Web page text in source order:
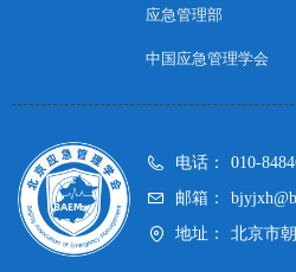
电话：
010-
邮箱：
地址：
北京市
中国应急管理学会
应急管理部